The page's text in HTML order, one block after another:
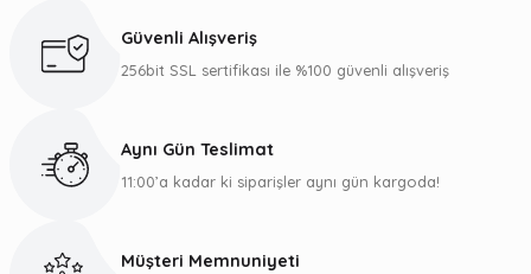
Güvenli Alışveriş
256bit SSL sertifikası ile %100 güvenli alışveriş
Aynı Gün Teslimat
11:00’a kadar ki siparişler aynı gün kargoda!
Müşteri Memnuniyeti